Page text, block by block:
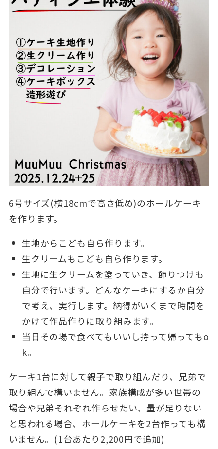
6号サイズ(横18cmで高さ低め)のホールケーキ
を作ります。
生地からこども自ら作ります。
生クリームもこども自ら作ります。
生地に生クリームを塗っていき、飾りつけも
自分で行います。どんなケーキにするか自分
で考え、実行します。納得がいくまで時間を
かけて作品作りに取り組みます。
当日その場で食べてもいいし持って帰ってもo
k。
ケーキ1台に対して親子で取り組んだり、兄弟で
取り組んで構いません。家族構成が多い世帯の
場合や兄弟それぞれ作らせたい、量が足りない
と思われる場合、ホールケーキを2台作っても構
いません。(1台あたり2,200円で追加)